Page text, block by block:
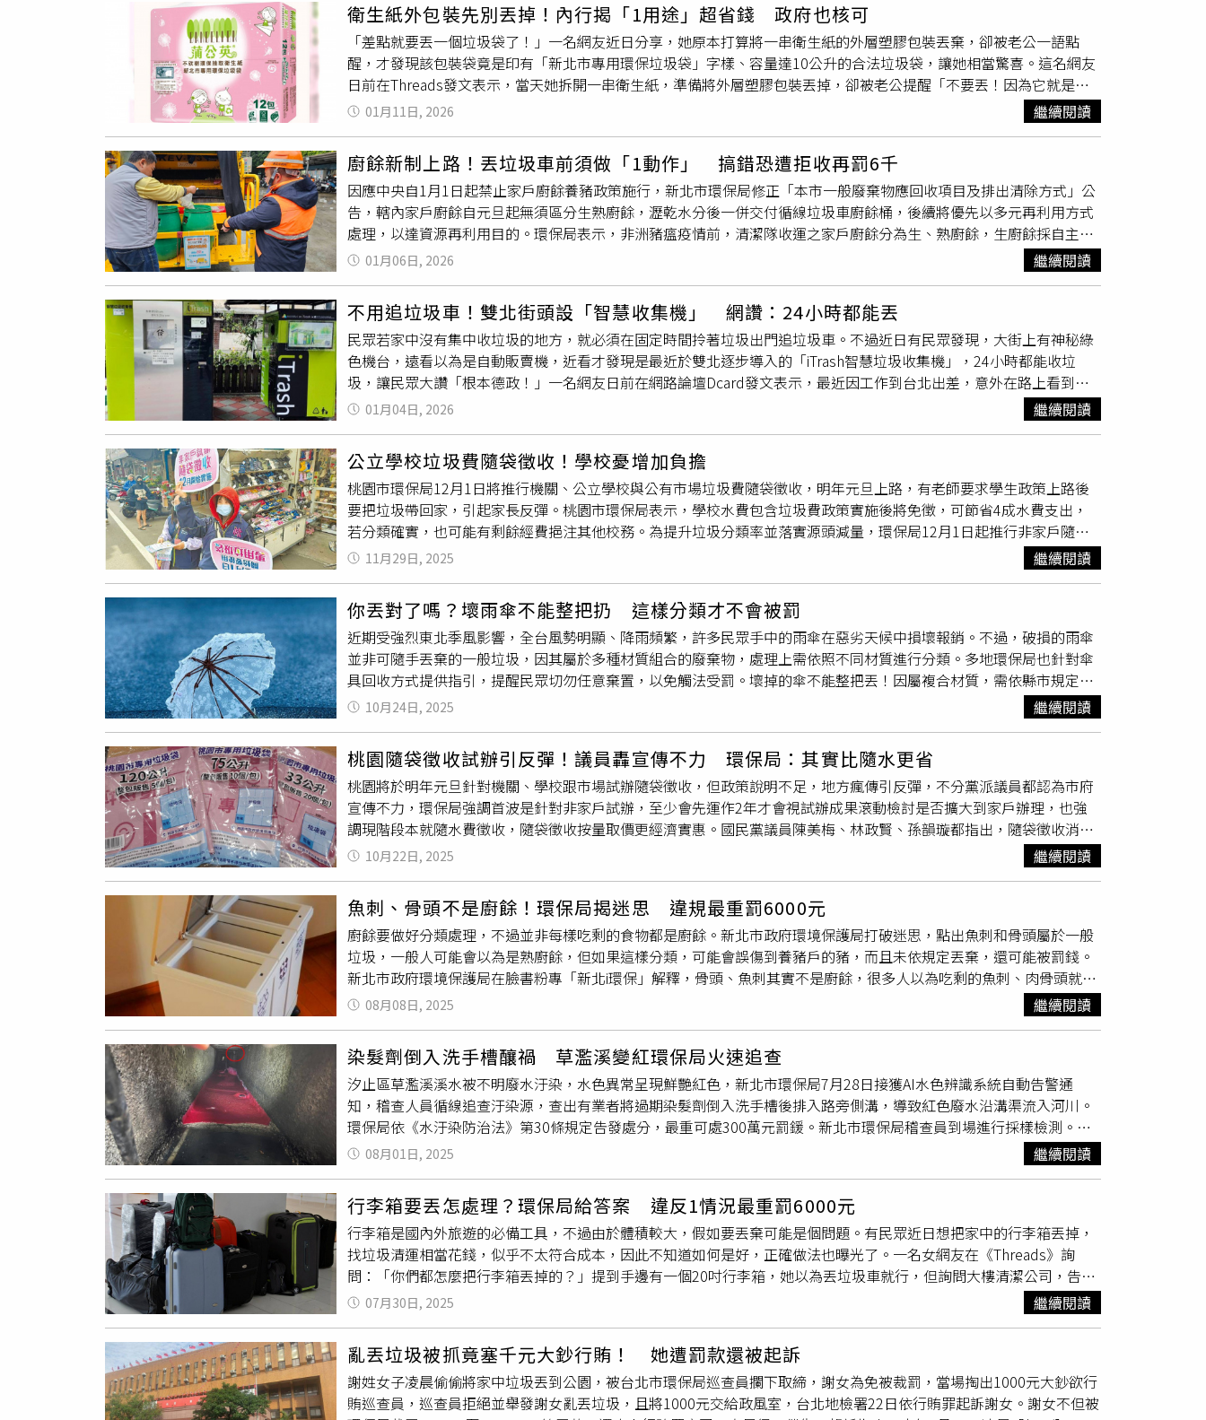
行正確垃圾分類，可依《廢棄物清理法》處新台幣1200元至6000元罰鍰，提醒民眾務必配合法令規定做好垃圾分類回收
事宜，以免受罰。
衛生紙外包裝先別丟掉！內行揭「1用途」超省錢 政府也核可
「差點就要丟一個垃圾袋了！」一名網友近日分享，她原本打算將一串衛生紙的外層塑膠包裝丟棄，卻被老公一語點
醒，才發現該包裝袋竟是印有「新北市專用環保垃圾袋」字樣、容量達10公升的合法垃圾袋，讓她相當驚喜。這名網友
日前在Threads發文表示，當天她拆開一串衛生紙，準備將外層塑膠包裝丟掉，卻被老公提醒「不要丟！因為它就是垃
圾袋」，而她仔細一看才發現，外包裝上確實印著「新北市專用環保垃圾袋」，容量有10公升，且有政府認證標章，讓
她忍不住驚呼「差點就要丟一個垃圾袋了，還好老公叫住我！」貼文曝光後，不少鄉民紛紛在底下留言，「做在衛生紙
包裝我覺得很好耶」、「真正的環保意義」、「以後衛生紙袋子都設計成可裝垃圾的綁帶型，用完一包衛生紙就可以拿
來裝垃圾」、「我不住在台北，但是我們家一直以來裝衛生紙的袋子也都是拿來當垃圾袋用，直接丟也太浪費太不環保
了」、「我會撿起來丟回收的瓶子，因為袋子很大咖」。也有人提到，「很多年前就有了，然後我老公拿這個去丟社區
的垃圾桶還被截圖貼在電梯說他沒用專用垃圾袋 。後來我們去說明後，管委會才再貼一次公告說原來這個也可以」、
「我都把衛生紙外包裝拿來裝能回收的罐子，再拿去附近的回收婆婆去賣，甚至有比較大垃圾提袋快不能用，也會拿來
裝紙箱回收的」。另外，新北市政府環境保護局日前也在臉書粉專「新北i環保」撰文說明，買整串衛生紙時，外面那個
「衛生紙購物包裝袋」屬於「乾淨塑膠袋類」，可以確認袋子乾淨後，鋪平收集交給回收人員；而單包衛生紙本身的
「衛生紙產品袋」，屬於「一般垃圾」，應裝進 專用垃圾袋
並交給循線垃圾車，如確認有回收標誌或可回收材質部分，
經現場人員判定後即可回收。
01月11日, 2026 繼續閱讀
廚餘新制上路！丟垃圾車前須做「1動作」 搞錯恐遭拒收再罰6千
因應中央自1月1日起禁止家戶廚餘養豬政策施行，新北市環保局修正「本市一般廢棄物應回收項目及排出清除方式」公
告，轄內家戶廚餘自元旦起無須區分生熟廚餘，瀝乾水分後一併交付循線垃圾車廚餘桶，後續將優先以多元再利用方式
處理，以達資源再利用目的。環保局表示，非洲豬瘟疫情前，清潔隊收運之家戶廚餘分為生、熟廚餘，生廚餘採自主堆
肥、高效堆肥、黑水虻生物處理及厭氧共消化等多元再利用方式處理；熟廚餘則作為畜牧場餵養豬隻使用。現因中央政
策決定禁止家戶廚餘作為養豬飼料，故隨之調整轄內家戶廚餘清運方式，不再區分生熟廚餘，均以再利用作為主要處理
回收項目及排出清除方式」之公告，於1月1日起生效，以利市民遵從；倘屬原委託合格清除處理機構處理一般垃圾或廚
餘者，則仍可維持原收運處理方式，無須更動。另外，清潔隊收運家戶之一般垃圾或廚餘，皆應符合分類及瀝乾水份等
相關規定，如有違反規定者，清潔隊得拒收，並可依《廢棄物清理法》第50條處新台幣1200元至6000元罰鍰。清潔隊
收運家戶之一般垃圾或廚餘，皆應符合分類及瀝乾水份等相關規定。（圖／新北市環保局提供）環保局也說明，環境部
亦已針對115年1月1日起至115年12月31日訂為緩衝期間，除家戶及小吃攤之廚餘禁止養豬外，以正面表列方式律定可
於緩衝期間交付畜牧場作為廚餘養豬使用之對象，包括學校、國防部所屬軍事部門、法務部所屬矯正機關、團膳業者、
連鎖便利商店、餐館業、百貨公司、超級市場、連鎖速食店、長期照護機構、食品製造業、飲料製造業、果菜批發市場
等。另於115年緩衝期間，飼養豬隻之畜牧場須符合裝設AIOT設備、載運車輛裝設GPS、及取得再利用檢核等資格，始
可執行廚餘養豬，前述可交付廚餘養豬之對象業別可參考環保局官網「因應非洲豬瘟專區」之合格廚餘養豬畜牧場(目前
有52家申請審核中)或清除處理機構資訊進行委託處理。環保局提醒，落實源頭減量，吃多少煮多少，從日常生活中落實
「惜食」行動，避免不必要的浪費，實際減輕環境的負擔；此外，請勿使用來源不明的肉品；另動物骨頭、硬殼、未烹
煮的生肉、內臟及其製品均非屬廚餘類別，請民眾使用
裝妥後交付垃圾車，以妥善焚化處理。環保局強調，
為落實廚餘多元再利用，將持續積極推動廚餘回收再利用處理設施量能擴充，也將積極推動廚餘減量、推動有機校園及
屋頂(社區)農園，期能使本市廚餘產生量逐年降低，落實2050淨零碳目標。清潔隊收運家戶之一般垃圾或廚餘，皆應符
合分類及瀝乾水份等相關規定。（圖／新北市環保局提供）
01月06日, 2026 繼續閱讀
不用追垃圾車！雙北街頭設「智慧收集機」 網讚：24小時都能丟
民眾若家中沒有集中收垃圾的地方，就必須在固定時間拎著垃圾出門追垃圾車。不過近日有民眾發現，大街上有神秘綠
色機台，遠看以為是自動販賣機，近看才發現是最近於雙北逐步導入的「iTrash智慧垃圾收集機」，24小時都能收垃
圾，讓民眾大讚「根本德政！」一名網友日前在網路論壇Dcard發文表示，最近因工作到台北出差，意外在路上看到一
台綠色機器，近看發現竟然是「垃圾收集機」，甚至標榜24小時可用、不用
，讓他驚訝詢問：「這真的有人
在用嗎？還是只是擺好看的？ 如果半夜真的可以隨時拿去丟，感覺還蠻方便的，因為等垃圾車很煩，常常錯過」。貼文
遊卡，但我都只有拿來丟寶特瓶」、「我超喜歡用這個丟垃圾，上班族的一大福音，可以不用趕下班追垃圾車超讚」、
「玩過7-11的，還蠻常去丟寶特瓶，但是很容易滿或是故障」。事實上，這台垃圾收集機是由晧揚環境科技股份有限公
司所打造的垃圾整合系統，主打24小時、低接觸的智慧收集服務，目前分為「智慧垃圾收集機」和「智慧瓶罐收集機」
兩種。其中，垃圾收集機採全球首創結合感應重量計費與電子票證付費功能，每0.5公斤收費8元，共可收集220至300公
斤的垃圾。官網指出，使用方法僅先插入悠遊卡（餘額要100元以上才能進行交易），當「投入門」開啟後，在15秒內
投入垃圾，並確認螢幕顯示垃圾重量、扣款金額，交易完成後就可以取回悠遊卡和收據。●垃圾＋瓶罐站瑞陽站：台北
市內湖區文德路22巷與22巷9弄交叉口東湖站：台北市內湖區東湖路113巷與113巷49弄交叉口安康公園：台北市內湖區
康寧路三段245巷湖興公園：台北市內湖區成功路二段312巷●純垃圾站西湖站：台北市內湖區內湖路一段285巷與285
巷67弄交叉口家樂福三民：台北市松山區三民路160號敬業一路：台北市中山區敬業一路141號敬業二路：台北市中山區
敬業二路2號（設備維修）天母國小：台北市士林區天玉街15號●純瓶罐站松山松菸：台北市信義區光復南路133號1號
出口中和安邦青年社宅：新北市中和區連城路142號中正橋青年社宅：新北市永和區永和路二段303號板橋府中青年社
宅：新北市板橋區府後街2號員和青年社宅：新北市土城區莊園街155號三峽國光青年社宅：新北市三峽區三樹路7巷2號
1樓
01月04日, 2026 繼續閱讀
公立學校垃圾費隨袋徵收！學校憂增加負擔
桃園市環保局12月1日將推行機關、公立學校與公有市場垃圾費隨袋徵收，明年元旦上路，有老師要求學生政策上路後
要把垃圾帶回家，引起家長反彈。桃園市環保局表示，學校水費包含垃圾費政策實施後將免徵，可節省4成水費支出，
若分類確實，也可能有剩餘經費挹注其他校務。為提升垃圾分類率並落實源頭減量，環保局12月1日起推行非家戶隨袋
徵收政策，傳出已有老師為避免麻煩，要求學生帶垃圾回家，家長大感不可思議，怨聲連連。某國小校長說，一開始試
算時，原本1年購買垃圾袋需2萬元，隨袋徵收後成長至20萬元，大家也嚇一跳。但經詳細計算，若僅使用大尺寸垃圾
袋，1年應只會多出數萬元費用，學校仍可負擔。國民黨桃園市議員舒翠玲28日蒐集平鎮各學校意見指出，學校普遍認
為學生到校吃早餐後的袋子將是垃圾一大來源，此外清晨、傍晚運動民眾帶來的垃圾由學校負擔也不合理，校慶、運動
會時，垃圾量也可能大增。舒翠玲說，環保局現階段應多編經費，提供多一點垃圾袋給學校。新制上路在即，對於學校
疑慮的狀況，市府應該要有更明確的通盤性說明，避免師生、家長擔心。桃園市教育局表示，已請環保局制定政策指
引，教育局也會在指引訂出後，盡速召開分區學校說明會，並請已有配套的種子學校分享經驗，應不致產生帶垃圾回家
的誤解。未來試行後，教育局與環保局也會視需要挹注資源來補助學校
的不足。環保局說明，經估算後，免
。若校園分類確實，垃圾量下降，所需袋數也會
同步減少，甚至可能有剩餘經費挹注校務其他需求。環保局表示，12月將無償提供機關、公立學校與公有市場1個月
用垃圾袋，學校會依照規模核發，已在26日完成，部分大型學校反映袋量吃緊，會有第2階段發放，強調將持續蒐集推
行期間回饋，調整配套措施，確保政策在正式實施時更完善、更符合使用端需求。
11月29日, 2025 繼續閱讀
你丟對了嗎？壞雨傘不能整把扔 這樣分類才不會被罰
近期受強烈東北季風影響，全台風勢明顯、降雨頻繁，許多民眾手中的雨傘在惡劣天候中損壞報銷。不過，破損的雨傘
並非可隨手丟棄的一般垃圾，因其屬於多種材質組合的廢棄物，處理上需依照不同材質進行分類。多地環保局也針對傘
具回收方式提供指引，提醒民眾切勿任意棄置，以免觸法受罰。壞掉的傘不能整把丟！因屬複合材質，需依縣市規定分
類處理。（圖／翻攝自高雄市環保局臉書）根據環保團體「RE-THINK重新思考」彙整的資訊，雨傘主要由傘骨、傘布
與握把三大部分組成，材質分別包括鋁或鐵、尼龍布與塑膠等。這些組件回收分類各異，例如傘骨可作為金屬資源回
方式也略有不同：台北市：雨傘可不使用專用垃圾袋，直接交由清潔隊收運處理。新北市：建議民眾可先將金屬傘骨與
傘布拆開，傘骨可回收，傘布須作為一般垃圾處理；也可整把交由清潔隊協助分類。高雄市：強調傘具屬複合材質，丟
棄前應自行拆解。可使用刀片割開傘布縫線，將金屬傘骨交資源回收車，傘布與握把交由垃圾車收運。台中市、台南
市：均建議將傘布與金屬結構拆解後，分別投遞至垃圾車與資源回收車。環保單位表示，若民眾未妥善分類雨傘並隨意
丟棄，將可能觸犯《廢棄物清理法》，可處新台幣1200元至6000元罰鍰。對此，不少網友直呼驚訝，表示過去對於傘具
丟棄完全不了解，「原來傘也不能整把丟，學到了」、「以前都亂丟，看來差點被罰款」。也有人分享生活撇步，「拆
下來的傘布其實很好用，可以當防塵布又防水，別急著丟！」
10月24日, 2025 繼續閱讀
桃園隨袋徵收試辦引反彈！議員轟宣傳不力 環保局：其實比隨水更省
桃園將於明年元旦針對機關、學校跟市場試辦隨袋徵收，但政策說明不足，地方瘋傳引反彈，不分黨派議員都認為市府
宣傳不力，環保局強調首波是針對非家戶試辦，至少會先運作2年才會視試辦成果滾動檢討是否擴大到家戶辦理，也強
調現階段本就隨水費徵收，隨袋徵收按量取價更經濟實惠。國民黨議員陳美梅、林政賢、孫韻璇都指出，隨袋徵收消息
一出，民眾都誤以為要多收費，地方反彈聲浪不小，殊不知桃園早就隨水費附加方式收取垃圾費，每度水3.7元，而試辦
的隨袋徵收依量取價，每公升0.36元，不僅可讓家庭節省處理費，且有助於推動垃圾減量與資源回收，像八德和龜山試
辦區垃圾量減少2成、也獲7成民眾支持，和同黨議員周玉琴、李柏坊都直指目前市府政策說明不清、推廣不足，呼籲應
加強宣導與工具試算，可隨帳單插頁通知，讓市民知悉。桃園將於明年元旦針對機關、學校跟市場試辦隨袋徵收，圖為
專用垃圾袋。(圖／環保局提供)國民黨議員黃婉如則認為，沒有全面隨袋徵收、只是試辦，恐會「上有政策、下有對
策」亂倒，環保局要源頭減量立意良善，但還是要加強民眾垃圾分類觀念，不要讓桃園變成垃圾王國。民進黨議員張肇
良、黃崇真也擔憂垃圾會轉移到他處，反而造成髒亂，要求從長計議。無黨議員謝美英則提到，過去有專家學者提到，
專用垃圾袋 製作費高，導致隨袋徵收後收到的垃圾費，會比隨水費徵收更少，且在戶外亂丟垃圾可能性也會增加，像過
去新北隨袋徵收後，家戶垃圾丟到八德、龜山就是一案，得加派稽查人力，她直言錢收得少、又增加額外支出、業務量
也增加，聽起來吃力不討好，環保局一定要超前部署因應，避免「袋」出垃圾新戰場。「政策要環保，也要以民為
本！」無黨議員于北辰認為，制度設計不周，往往苦得是那些每天清晨四點就開店、辛苦擺攤的市民，推動前應全面評
估影響公布攤商負擔試算表與減量效益預估，讓政策透明化、民眾信任化，也建議設計「分階段推動」機制，先行試辦
1、2個市場，觀察執行問題後再全面推動，務必消除攤商「被懲罰、被區隔」的感受，才能順利推動。國民黨議員舒翠
玲則力挺環保局，早在2017年環保團體就要求桃市府推動，政治人物礙於選票壓力裹足不前，樂見市長張善政謀定而後
動，強調政策窒礙難行或反彈都是因為民眾不了解，新政策變動讓民眾惶恐不安，喊話要用案例經驗、分析比較讓市民
了解。桃園將於明年元旦針對機關、學校跟市場試辦隨袋徵收，圖為專用垃圾袋。(圖／環保局提供)環保局長顏己喨表
示，市場排出垃圾中可供回收的成分高達5至6成，較一般家戶2至3成相比有許多進步空間，因此選定非家戶的市場、機
關與學校試辦隨袋徵收，降低垃圾產生量，強調市場排出垃圾性質大多為菜葉、紙箱與保麗龍，但菜葉為廚餘、紙箱與
保麗龍為資源回收物，只要做好分類是不用使用專用垃圾袋排出，不僅可減少垃圾量，也不會增加購袋成本支出，開辦
後清潔隊員會加強收運市場與周邊住戶垃圾站點的破袋檢查，未使用專用垃圾袋時則一律拒收。蘇俊賓也解釋，明年試
辦的16公有市場是原本就列管代收者，外攤本來就有其他處理機制、維持原本途徑，會請環保局再將定義說清楚。環保
局解釋，目前清除處理費共有3種徵收方式，第一是隨水徵收：按照用水度數，一度3.7元垃圾處理費，水用的越多垃圾
處理費越高；第二是按戶徵收：未安裝自水者，按戶徵收每月94元，一年總計1128元，第三是隨袋徵收：比照台北市與
新北市販售價格，每公升0.36元，丟多少垃圾付多少費用。顏己喨坦言大家都不知道垃圾處理費早已隨水費徵收，此舉
變相懲罰有做垃圾分類的民眾，隨袋徵收丟多少算多少，經濟又實惠，依新北市實施經驗，一般家戶民眾一年可節省6
至7成清除處理費且落實「使用者付費」，未來會逐里辦說明會釋疑。
10月22日, 2025 繼續閱讀
魚刺、骨頭不是廚餘！環保局揭迷思 違規最重罰6000元
廚餘要做好分類處理，不過並非每樣吃剩的食物都是廚餘。新北市政府環境保護局打破迷思，點出魚刺和骨頭屬於一般
垃圾，一般人可能會以為是熟廚餘，但如果這樣分類，可能會誤傷到養豬戶的豬，而且未依規定丟棄，還可能被罰錢。
新北市政府環境保護局在臉書粉專「新北i環保」解釋，骨頭、魚刺其實不是廚餘，很多人以為吃剩的魚刺、肉骨頭就是
熟廚餘，不過這些魚刺或骨頭可能會刺傷養豬戶的寶貝豬，也顯示不小心分類錯誤，真的會傷到別人。事實上，這些屬
交給循線垃圾車。有網友好奇，是否還是有部份養豬戶准許使用「熟廚餘」飼養豬隻？對
場，都須將熟廚餘經高溫蒸煮處理（溫度達90度以上且持續1小時）後才可餵養豬隻。另外，為維護廚餘再利用效能，
提醒民眾骨頭、魚刺等均非屬廚餘品項，請落實垃圾分類，並以專用垃圾袋盛裝後交付垃圾車處理。新北市政府環境保
護局「家戶廚餘分類」指出，廚餘分成養豬（熟）廚餘、堆肥（生）廚餘及非廚餘。當中提到，各式動物骨頭為一般垃
圾，請裝 專用垃圾袋丟垃圾車，因此不能丟進廚餘。根據《廢棄物清理法》規定，一般廢棄物回收、清除、處理之運
輸、分類、貯存、排出、方法、設備及再利用，須符合中央主管機關的規定；違反規定者，可處新台幣1200元至6000元
08月08日, 2025 繼續閱讀
染髮劑倒入洗手槽釀禍 草濫溪變紅環保局火速追查
汐止區草濫溪溪水被不明廢水汙染，水色異常呈現鮮艷紅色，新北市環保局7月28日接獲AI水色辨識系統自動告警通
知，稽查人員循線追查汙染源，查出有業者將過期染髮劑倒入洗手槽後排入路旁側溝，導致紅色廢水沿溝渠流入河川。
環保局依《水汙染防治法》第30條規定告發處分，最重可處300萬元罰鍰。新北市環保局稽查員到場進行採樣檢測。
（圖／新北市環保局） 稽查人員翻蓋追查汙染源。（圖／新北市環保局）環保局說明，接獲系統警訊後，稽查員於30
分鐘內抵達現場，發現草濫溪水面呈現明顯鮮紅色，且紅色廢水仍持續從出水閘門排出，隨即循水路往上游及鄰近地區
追查可疑汙染源，汐止區清潔隊也同步派員偕同稽查，後來在鄰近工業區巷弄內側溝發現紅色廢水流出。經連日調查，
於7月30日成功聯繫業者到場釐清案情，該業者從事美髮用品業，並承租該廠房作為倉庫，坦承於7月28日中午將過期的
紅色染髮劑倒入洗手槽，卻未採取汙染防治措施，導致染劑廢水直接排入溝渠並流入河川，稽查員秉依法告發。為確認
水體水質狀態，稽查員稽查時現場採集水樣初步檢測，經檢測pH值為8.61、水溫為29.2℃，以簡易快篩檢測水質，未發
現重金屬及急毒性反應。環保局指出，部分市售染髮劑等化粧品中可能含有化學成分，若是染料已經分解或變質，長期
累積也可能造成水質惡化、底泥汙染，進而影響整個水域的生態平衡。若民眾手邊若有過期的染髮劑，應以吸水性報
盛裝後交付循線垃圾車。環保局呼籲業者，過期產品可委託合法業者以廢棄物方
式清除處理，切勿心存僥倖，如發現有疏漏汙染物或廢（汙）水至水體之虞，應即時採取維護及防範措施，以免環害環
境與觸法。環保局補充，為提升稽查效率，環保局導入AI科技主動監控環境汙染，精準鎖定可疑對象並進行查緝。自今
年起，新北市已在易受汙染的河段設置水色辨識監視器，結合AI自動監控與河川汙染辨識技術，有效提升應變能力。民
眾若發現任何汙染情況，請立即撥打1999市政服務專線。
08月01日, 2025 繼續閱讀
行李箱要丟怎處理？環保局給答案 違反1情況最重罰6000元
行李箱是國內外旅遊的必備工具，不過由於體積較大，假如要丟棄可能是個問題。有民眾近日想把家中的行李箱丟掉，
找垃圾清運相當花錢，似乎不太符合成本，因此不知道如何是好，正確做法也曝光了。一名女網友在《Threads》詢
問：「你們都怎麼把行李箱丟掉的？」提到手邊有一個20吋行李箱，她以為丟垃圾車就行，但詢問大樓清潔公司，告知
回收費用為300元，讓她覺得不太合理，「那不是一般垃圾嗎？」雖然付錢就可以了事，但她很好奇是否大家都是這樣
做。貼文曝光後，網友紛紛留言，「我們是拿出去問垃圾車可以丟嗎？他們就幫我們收走了，28吋的」、「我問過不能
「每個地方，鄉鎮市的環保規定都不一樣，妳要問當地清潔隊」。事後女網友補充，她十分感謝大家的解答，利用垃圾
車APP，解鎖人生第一次追垃圾車，順利將行李箱給處理掉。事實上，新北市環保局曾在臉書專頁指出，行李箱根據軟
殼、硬殼以及容量大小，有不同的處理方式，軟殼行李箱19吋以下應以 專用垃圾袋裝妥，交付循線垃圾車，19吋以上免
07月30日, 2025 繼續閱讀
亂丟垃圾被抓竟塞千元大鈔行賄！ 她遭罰款還被起訴
謝姓女子凌晨偷偷將家中垃圾丟到公園，被台北市環保局巡查員攔下取締，謝女為免被裁罰，當場掏出1000元大鈔欲行
賄巡查員，巡查員拒絕並舉發謝女亂丟垃圾，且將1000元交給政風室，台北地檢署22日依行賄罪起訴謝女。謝女不但被